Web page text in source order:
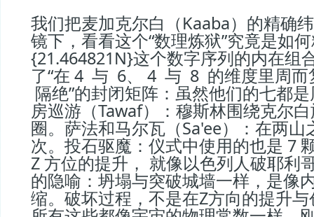
我们把麦加克尔白（Kaaba）的精确
镜下，看看这个“数理炼狱”究竟是如
{21.464821N}这个数字序列的内在组
了“在 4  与  6、 4  与  8  的维度里周
隔绝”的封闭矩阵：虽然他们的七都
房巡游（Tawaf）：穆斯林围绕克尔
圈。萨法和马尔瓦（Sa'ee）：在两山
次。投石驱魔：仪式中使用的也是 7
Z 方位的提升， 就像以色列人破耶利
的隐喻：坍塌与突破城墙一样，是像
缩。破坏过程，不是在Z方向的提升